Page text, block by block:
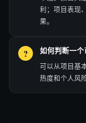
利；项目表现
果。
如何判断一个
可以从项目基
热度和个人风